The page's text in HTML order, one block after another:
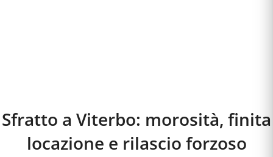
Sfratto a Viterbo: morosità, finita
locazione e rilascio forzoso